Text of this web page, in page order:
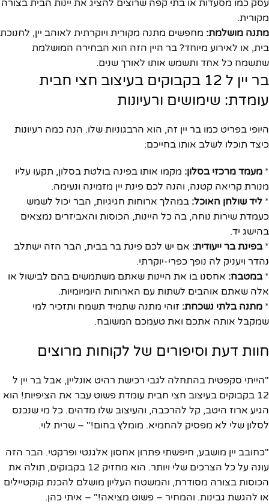
עסק כמו מסעדות או בתי קפה שרוצים להציג את יינות הבית בצורה
מקורית.
מתנה מושלמת: מחפשים מתנה מקורית ויוקרתית לאוהב יין, לחנוכת
בית, או לאירוע מיוחד? בר היין הזה הוא הבחירה המושלמת
שתשמח כל אחד ותשמש אותו לאורך שנים.
בר יין ל 12 בקבוקים בעיצוב חצי חבית
עומדת: שימושים ורעיונות
היופי בפריט כמו בר יין זה, הוא הרבגוניות שלו. הנה כמה רעיונות
כיצד תוכלו לשלב אותו בחייכם:
* מעמד מרכזי בסלון: מקמו אותו בפינה בולטת בסלון, תקעו עליו
מנורת קריאה קטנה, והנה לכם פינת יין מזמינה ונעימה.
* ליד שולחן האוכל: במהלך ארוחות חגיגיות, הבר יכול לשמש
כעמדת שירות נוחה, בה כל היינות, הכוסות והאביזרים נמצאים
בהישג יד.
*בפינת בר ייעודית: אם יש לכם פינת בר בבית, הבר הזה ישתלב
נהדר ויעניק לה נופך כפרי-יוקרתי.
*במטבח: אחסנו בו את היינות שאתם משתמשים בהם לבישול או
אלה שאתם אוהבים לשתות עם הארוחות היומיומיות.
* מתנה בלתי נשכחת: זוהי מתנה שתמיד תשמח ותזכיר למי
שמקבל אותה אתכם ואת טעמכם המשובח.
חוות דעת וסיפורים של לקוחות מרוצים
"הייתי סקפטית בהתחלה לגבי רכישת רהיט אונליין, אבל בר יין ל
12 בקבוקים בעיצוב חצי חבית עומדת פשוט עבר את הציפיות! הוא
הגיע ארוז היטב, קל להרכבה, והעיצוב שלו מדהים. כל מי שנכנס
לסלון שלי לא מפסיק להחמיא. מומלץ בחום!" – שרית לוי.
"כחובב יין מושבע, חיפשתי פתרון אחסון אלגנטי ופרקטי. הבר הזה
עונה על כל הצרכים שלי ויותר. הוא מחזיק 12 בקבוקים, תולה את
הכוסות בצורה מסודרת, והמשטח העליון מושלם להכנת קוקטיילים
או להגשת גבינות. והמחיר – פשוט מציאה!" – איתי כהן.